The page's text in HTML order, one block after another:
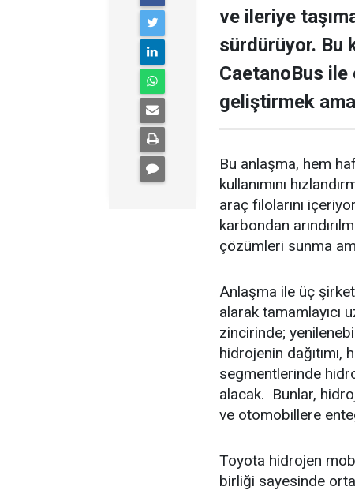
ve ileriye
sürdürüyor. Bu
CaetanoBus
geliştirmek
Bu anlaşma, hem
kullanımını
araç filolarını
karbondan
çözümleri sunma
Anlaşma ile üç
alarak tamamlayıcı
zincirinde;
hidrojenin dağıtımı,
segmentlerinde
alacak. Bunlar,
ve otomobillere
Toyota hidrojen
birliği sayesinde